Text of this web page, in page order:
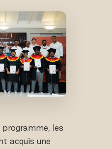
programme, les
acquis une